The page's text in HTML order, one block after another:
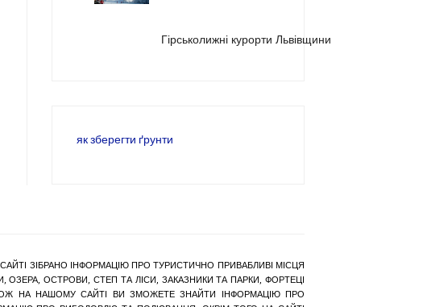
Гірськолижні курорти Львівщини
як зберегти ґрунти
ЗІБРАНО ІНФОРМАЦІЮ ПРО ТУРИСТИЧНО ПРИВАБЛИВІ МІСЦЯ
ОСТРОВИ, СТЕП ТА ЛІСИ, ЗАКАЗНИКИ ТА ПАРКИ, ФОРТЕЦІ
НА НАШОМУ САЙТІ ВИ ЗМОЖЕТЕ ЗНАЙТИ ІНФОРМАЦІЮ ПРО